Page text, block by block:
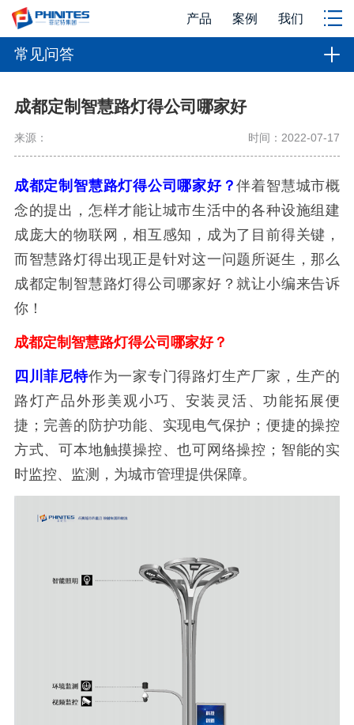
产品 案例 我们
常见问答
成都定制智慧路灯得公司哪家好
来源： 时间：2022-07-17
成都定制智慧路灯得公司哪家好？伴着智慧城市概
念的提出，怎样才能让城市生活中的各种设施组建
成庞大的物联网，相互感知，成为了目前得关键，
而智慧路灯得出现正是针对这一问题所诞生，那么
成都定制智慧路灯得公司哪家好？就让小编来告诉
你！
成都定制智慧路灯得公司哪家好？
四川菲尼特作为一家专门得路灯生产厂家，生产的
路灯产品外形美观小巧、安装灵活、功能拓展便
捷；完善的防护功能、实现电气保护；便捷的操控
方式、可本地触摸操控、也可网络操控；智能的实
时监控、监测，为城市管理提供保障。